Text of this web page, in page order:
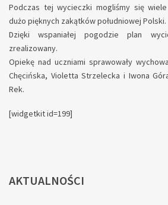
Podczas tej wycieczki mogliśmy się
dużo pięknych zakątków południowej Polski.
Dzięki wspaniałej pogodzie plan
zrealizowany.
Opiekę nad uczniami sprawowały
Chęcińska, Violetta Strzelecka i Iwona
Rek.
[widgetkit id=199]
AKTUALNOŚCI